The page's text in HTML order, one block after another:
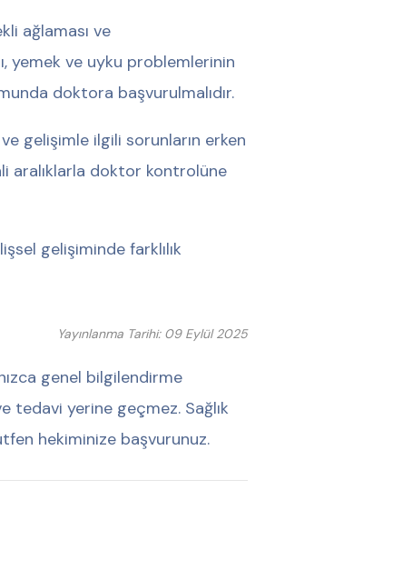
ağlaması ve
yemek ve uyku problemlerinin
doktora başvurulmalıdır.
gelişimle ilgili sorunların erken
aralıklarla doktor kontrolüne
gelişiminde farklılık
Yayınlanma Tarihi: 09 Eylül 2025
genel bilgilendirme
tedavi yerine geçmez. Sağlık
hekiminize başvurunuz.